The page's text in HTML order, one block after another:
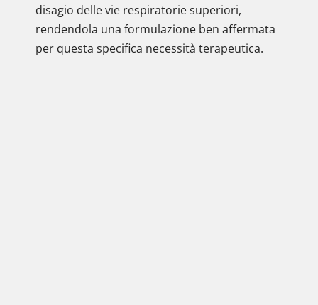
disagio delle vie respiratorie superiori,
rendendola una formulazione ben affermata
per questa specifica necessità terapeutica.